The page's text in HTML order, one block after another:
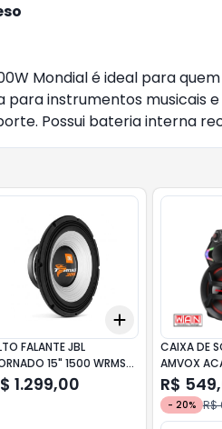
Mondial é ideal para
instrumentos musicais
Possui bateria interna
+5 +10
Add
FALANTE JBL
15" 1500 WRMS
1.299,00
CAIXA DE
AMVOX
II
R$
- 20% R$